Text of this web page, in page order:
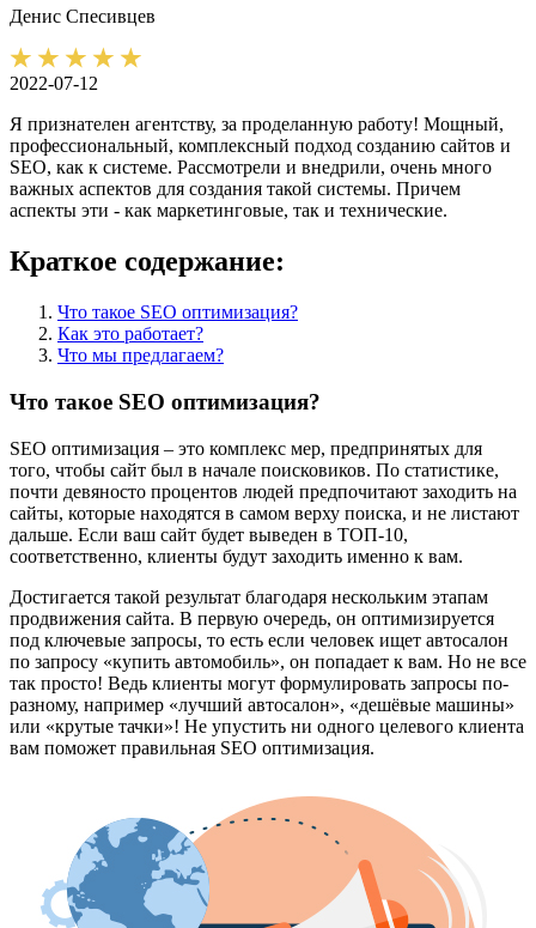
Денис Спесивцев
2022-07-12
Я признателен агентству, за проделанную работу! Мощный,
профессиональный, комплексный подход созданию сайтов и
SEO, как к системе. Рассмотрели и внедрили, очень много
важных аспектов для создания такой системы. Причем
аспекты эти - как маркетинговые, так и технические.
Краткое содержание:
Что такое SEO оптимизация?
Как это работает?
Что мы предлагаем?
Что такое SEO оптимизация?
SEO оптимизация – это комплекс мер, предпринятых для
того, чтобы сайт был в начале поисковиков. По статистике,
почти девяносто процентов людей предпочитают заходить на
сайты, которые находятся в самом верху поиска, и не листают
дальше. Если ваш сайт будет выведен в ТОП-10,
соответственно, клиенты будут заходить именно к вам.
Достигается такой результат благодаря нескольким этапам
продвижения сайта. В первую очередь, он оптимизируется
под ключевые запросы, то есть если человек ищет автосалон
по запросу «купить автомобиль», он попадает к вам. Но не все
так просто! Ведь клиенты могут формулировать запросы по-
разному, например «лучший автосалон», «дешёвые машины»
или «крутые тачки»! Не упустить ни одного целевого клиента
вам поможет правильная SEO оптимизация.